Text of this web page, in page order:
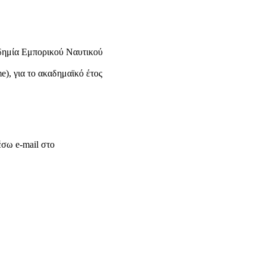
Εμπορικού Ναυτικού
για το ακαδημαϊκό έτος
e-mail στο